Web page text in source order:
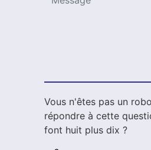
Vous n'êtes pas un
répondre à cette
font huit plus dix ?